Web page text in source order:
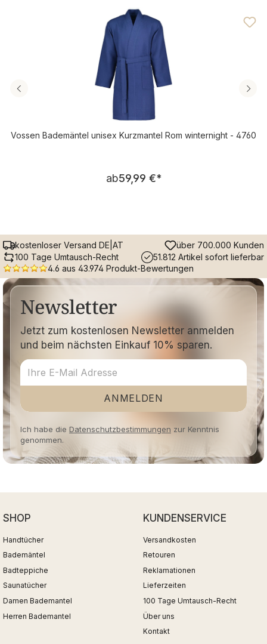
Durchschnittliche Bewertung von 4.71 von 5 Sternen
Vossen Bademäntel unisex Kurzmantel Rom winternight - 4760
Regulärer Preis:
ab59,99 €*
kostenloser Versand DE|AT
über 700.000 Kunden
100 Tage Umtausch-Recht
51.812 Artikel sofort lieferbar
4.6 aus 43.974 Produkt-Bewertungen
Newsletter
Jetzt zum kostenlosen Newsletter anmelden
und beim nächsten Einkauf 10% sparen.
ANMELDEN
Ich habe die Datenschutzbestimmungen zur Kenntnis
genommen.
SHOP
Handtücher
Bademäntel
Badteppiche
Saunatücher
Damen Bademantel
Herren Bademantel
KUNDENSERVICE
Versandkosten
Retouren
Reklamationen
Lieferzeiten
100 Tage Umtausch-Recht
Über uns
Kontakt